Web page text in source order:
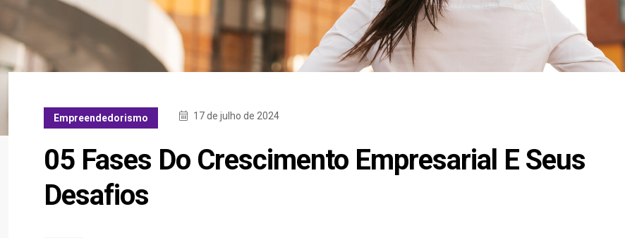
Empreendedorismo 17 de julho de 2024
05 Fases Do Crescimento Empresarial E Seus
Desafios